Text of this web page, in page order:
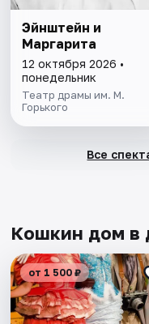
Эйнштейн и
Маргарита
12 октября 2026 •
понедельник
Театр драмы им. М.
Горького
Все
Кошкин дом в
от 1 500 ₽